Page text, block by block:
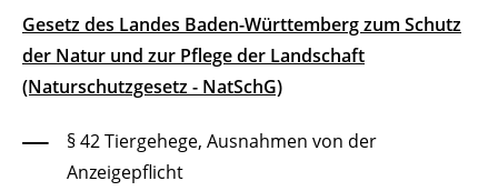
Gesetz des Landes Baden-Württemberg zum Schutz
der Natur und zur Pflege der Landschaft
(Naturschutzgesetz - NatSchG)
§ 42Tiergehege, Ausnahmen von der
Anzeigepflicht